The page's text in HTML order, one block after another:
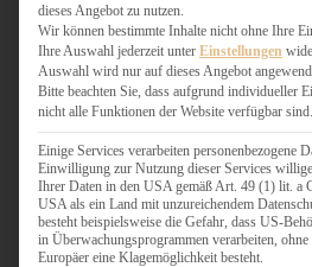
BURGER
FIX
ONE-
PASTA &
PIZZA,
dieses Angebot zu nutzen.
Wir können bestimmte Inhalte nicht ohne Ihre
Ihre Auswahl jederzeit unter Einstellungen
Auswahl wird nur auf dieses Angebot
Bitte beachten Sie, dass aufgrund individueller
nicht alle Funktionen der Website verfügbar sind.
Einige Services verarbeiten personenbezogene
Einwilligung zur Nutzung dieser Services
Ihrer Daten in den USA gemäß Art. 49 (1) lit. a
USA als ein Land mit unzureichendem
besteht beispielsweise die Gefahr, dass US-
in Überwachungsprogrammen verarbeiten,
Europäer eine Klagemöglichkeit besteht.